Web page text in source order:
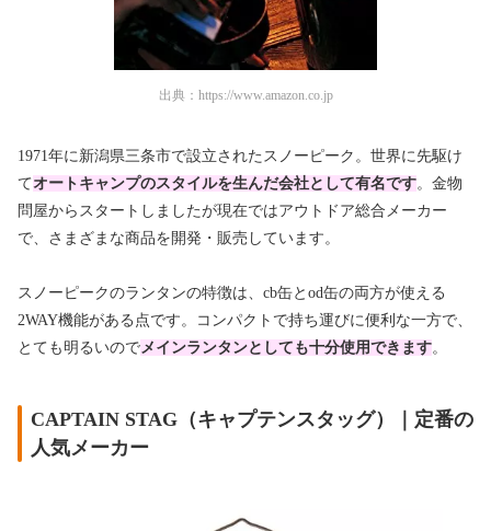
出典： https://www.amazon.co.jp
1971年に新潟県三条市で設立されたスノーピーク。世界に先駆け
てオートキャンプのスタイルを生んだ会社として有名です。金物
問屋からスタートしましたが現在ではアウトドア総合メーカー
で、さまざまな商品を開発・販売しています。
スノーピークのランタンの特徴は、cb缶とod缶の両方が使える
2WAY機能がある点です。コンパクトで持ち運びに便利な一方で、
とても明るいので メインランタンとしても十分使用できます。
CAPTAIN STAG（キャプテンスタッグ）｜定番の
人気メーカー